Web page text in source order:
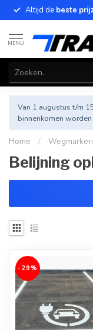
Altijd de beste
MENU
Van 1 augustus t/m
binnenkomen
Home /
Belijning
-29%